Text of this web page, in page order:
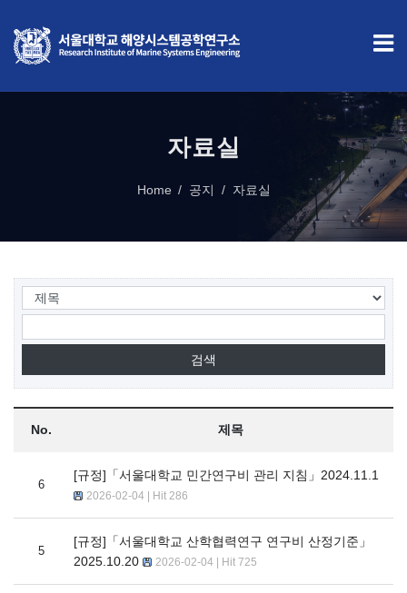
자료실
Home 공지 자료실
No. 제목
6
[규정]「서울대학교 민간연구비 관리 지침」2024.11.1
2026-02-04 | Hit 286
5
[규정]「서울대학교 산학협력연구 연구비 산정기준」
2025.10.20
2026-02-04 | Hit 725